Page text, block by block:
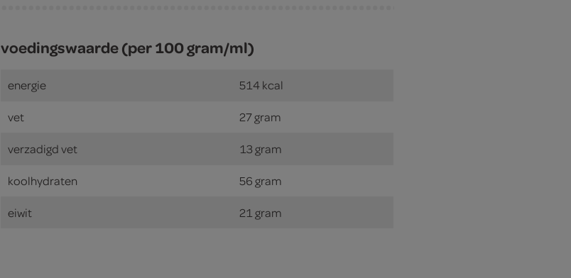
voedingswaarde (per 100 gram/ml)
energie 514 kcal
vet 27 gram
verzadigd vet 13 gram
koolhydraten 56 gram
eiwit 21 gram